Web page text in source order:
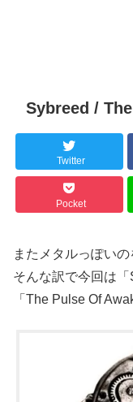
Sybreed /
Twitter
Pocket
またメタルっぽいの
そんな訳で今回は「
「The Pulse Of